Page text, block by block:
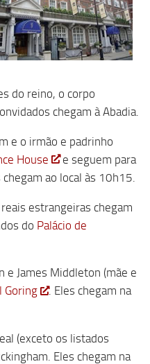
do reino, o corpo
chegam à Abadia.
e o irmão e padrinho
House
e seguem para
ao local às 10h15.
estrangeiras chegam
do Palácio de
e James Middleton (mãe e
Goring
. Eles chegam na
(exceto os listados
Eles chegam na